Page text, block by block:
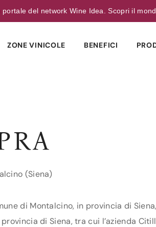
portale del network Wine Idea. Scopri il
ZONE VINICOLE BENEFICI
(Siena)
di Montalcino, in provincia di
di Siena, tra cui l’azienda